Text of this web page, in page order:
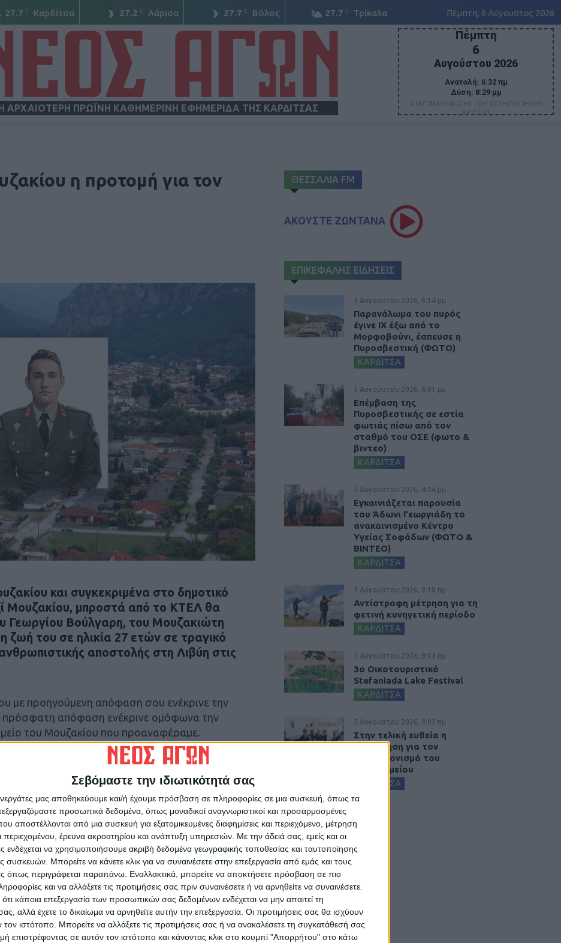
Σεβόμαστε την ιδιωτικότητά σας
μας αποθηκεύουμε και/ή έχουμε πρόσβαση σε πληροφορίες σε μια συσκευή, όπως τα
προσωπικά δεδομένα, όπως μοναδικοί αναγνωριστικοί και προσαρμοσμένες
αποστέλλονται από μια συσκευή για εξατομικευμένες διαφημίσεις και περιεχόμενο, μέτρηση
περιεχομένου, έρευνα ακροατηρίου και ανάπτυξη υπηρεσιών. Με την άδειά σας, εμείς και οι
ενδέχεται να χρησιμοποιήσουμε ακριβή δεδομένα γεωγραφικής τοποθεσίας και ταυτοποίησης
Μπορείτε να κάνετε κλικ για να συναινέσετε στην επεξεργασία από εμάς και τους
όπως περιγράφεται παραπάνω. Εναλλακτικά, μπορείτε να αποκτήσετε πρόσβαση σε πιο
και να αλλάξετε τις προτιμήσεις σας πριν συναινέσετε ή να αρνηθείτε να συναινέσετε.
κάποια επεξεργασία των προσωπικών σας δεδομένων ενδέχεται να μην απαιτεί τη
αλλά έχετε το δικαίωμα να αρνηθείτε αυτήν την επεξεργασία. Οι προτιμήσεις σας θα ισχύουν
τον ιστότοπο. Μπορείτε να αλλάξετε τις προτιμήσεις σας ή να ανακαλέσετε τη συγκατάθεσή σας
επιστρέφοντας σε αυτόν τον ιστότοπο και κάνοντας κλικ στο κουμπί "Απορρήτου" στο κάτω
27.7 C Καρδίτσα 27.2 C Λάρισα 27.7 C Βόλος 27.7 C Τρίκαλα Πέμπτη, 6 Αύγουστος 2026
ΑΡΧΑΙΟΤΕΡΗ ΠΡΩΪΝΗ ΚΑΘΗΜΕΡΙΝΗ ΕΦΗΜΕΡΙΔΑ ΤΗΣ ΚΑΡΔΙΤΣΑΣ
Πέμπτη
6
Αυγούστου 2026
Ανατολή: 6:32 πμ
Δύση: 8:29 μμ
+ ΜΕΤΑΜΟΡΦΩΣΗΣ ΤΟΥ ΣΩΤΗΡΟΣ ΙΗΣΟΥ
ΧΡΙΣΤΟΥ
η προτομή για τον
και συγκεκριμένα στο δημοτικό
Μουζακίου, μπροστά από το ΚΤΕΛ θα
Γεωργίου Βούλγαρη, του Μουζακιώτη
ζωή του σε ηλικία 27 ετών σε τραγικό
αποστολής στη Λιβύη στις
με προηγούμενη απόφαση σου ενέκρινε την
πρόσφατη απόφαση ενέκρινε ομόφωνα την
του Μουζακίου που προαναφέραμε.
σε περίπτωση ολοκλήρωσης κατασκευής
Υγείας Μουζακίου, η προτομή θα
όνομα του Γεωργίου Βούλγαρη στο πάρκο.
ΝΕΟΣ ΑΓΩΝ στο Google News!
της Καρδίτσας και ευρύτερα της Θεσσαλίας
ΕΠΟΜΕΝΟ ΑΡΘΡΟ
ΘΕΣΣΑΛΙΑ FM
ΑΚΟΥΣΤΕ ΖΩΝΤΑΝΑ
ΕΠΙΚΕΦΑΛΗΣ ΕΙΔΗΣΕΙΣ
5 Αυγούστου 2026, 6:14 μμ
Παρανάλωμα του πυρός
έγινε ΙΧ έξω από το
Μορφοβούνι, έσπευσε η
Πυροσβεστική (ΦΩΤΟ)
ΚΑΡΔΙΤΣΑ
5 Αυγούστου 2026, 6:01 μμ
Επέμβαση της
Πυροσβεστικής σε εστία
φωτιάς πίσω από τον
σταθμό του ΟΣΕ (φωτο &
βιντεο)
ΚΑΡΔΙΤΣΑ
5 Αυγούστου 2026, 4:04 μμ
Εγκαινιάζεται παρουσία
του Άδωνι Γεωργιάδη το
ανακαινισμένο Κέντρο
Υγείας Σοφάδων (ΦΩΤΟ &
ΒΙΝΤΕΟ)
ΚΑΡΔΙΤΣΑ
5 Αυγούστου 2026, 9:18 πμ
Αντίστροφη μέτρηση για τη
φετινή κυνηγετική περίοδο
ΚΑΡΔΙΤΣΑ
5 Αυγούστου 2026, 9:14 πμ
3ο Οικοτουριστικό
Stefaniada Lake Festival
ΚΑΡΔΙΤΣΑ
5 Αυγούστου 2026, 9:05 πμ
Στην τελική ευθεία η
πρόσκληση για τον
εκσυγχρονισμό του
Νοσοκομείου
ΚΑΡΔΙΤΣΑ